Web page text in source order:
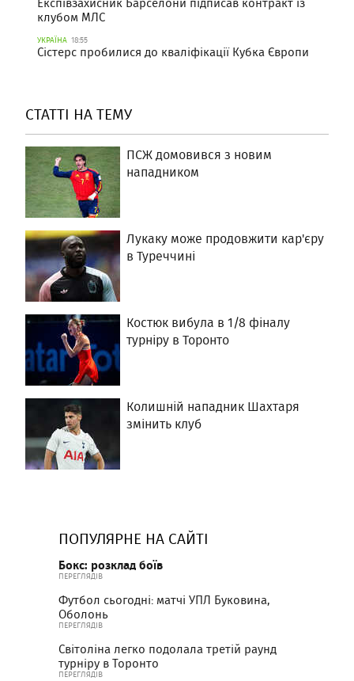
клубом МЛС
УКРАЇНА 18:55
Сістерс пробилися до кваліфікації Кубка Європи
СТАТТІ НА ТЕМУ
ПСЖ домовився з новим
нападником
Лукаку може продовжити кар'єру
в Туреччині
Костюк вибула в 1/8 фіналу
турніру в Торонто
Колишній нападник Шахтаря
змінить клуб
ПОПУЛЯРНЕ НА САЙТІ
Бокс: розклад боїв
ПЕРЕГЛЯДІВ
Футбол сьогодні: матчі УПЛ Буковина,
Оболонь
ПЕРЕГЛЯДІВ
Світоліна легко подолала третій раунд
турніру в Торонто
ПЕРЕГЛЯДІВ